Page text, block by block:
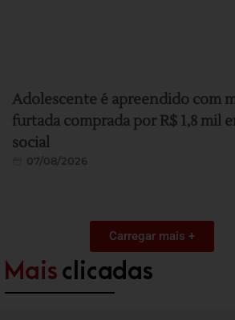
Adolescente é apreendido com
furtada comprada por R$ 1,8 mil
social
07/08/2026
Carregar mais +
Mais clicadas